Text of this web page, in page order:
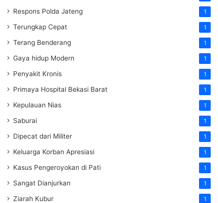
Respons Polda Jateng 1
Terungkap Cepat 1
Terang Benderang 1
Gaya hidup Modern 1
Penyakit Kronis 1
Primaya Hospital Bekasi Barat 1
Kepulauan Nias 1
Saburai 1
Dipecat dari Militer 1
Keluarga Korban Apresiasi 1
Kasus Pengeroyokan di Pati 1
Sangat Dianjurkan 1
Ziarah Kubur 1